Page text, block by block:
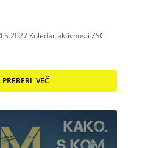
2027 Koledar aktivnosti ZSC
PREBERI VEČ